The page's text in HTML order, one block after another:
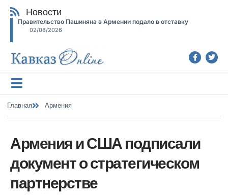
Новости
Правительство Пашиняна в Армении подало в отставку
02/08/2026
Главная Армения
Армения и США подписали
документ о стратегическом
партнерстве